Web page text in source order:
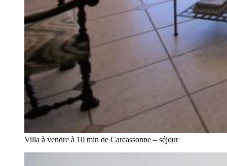
Villa à vendre à 10 min de Carcassonne – séjour